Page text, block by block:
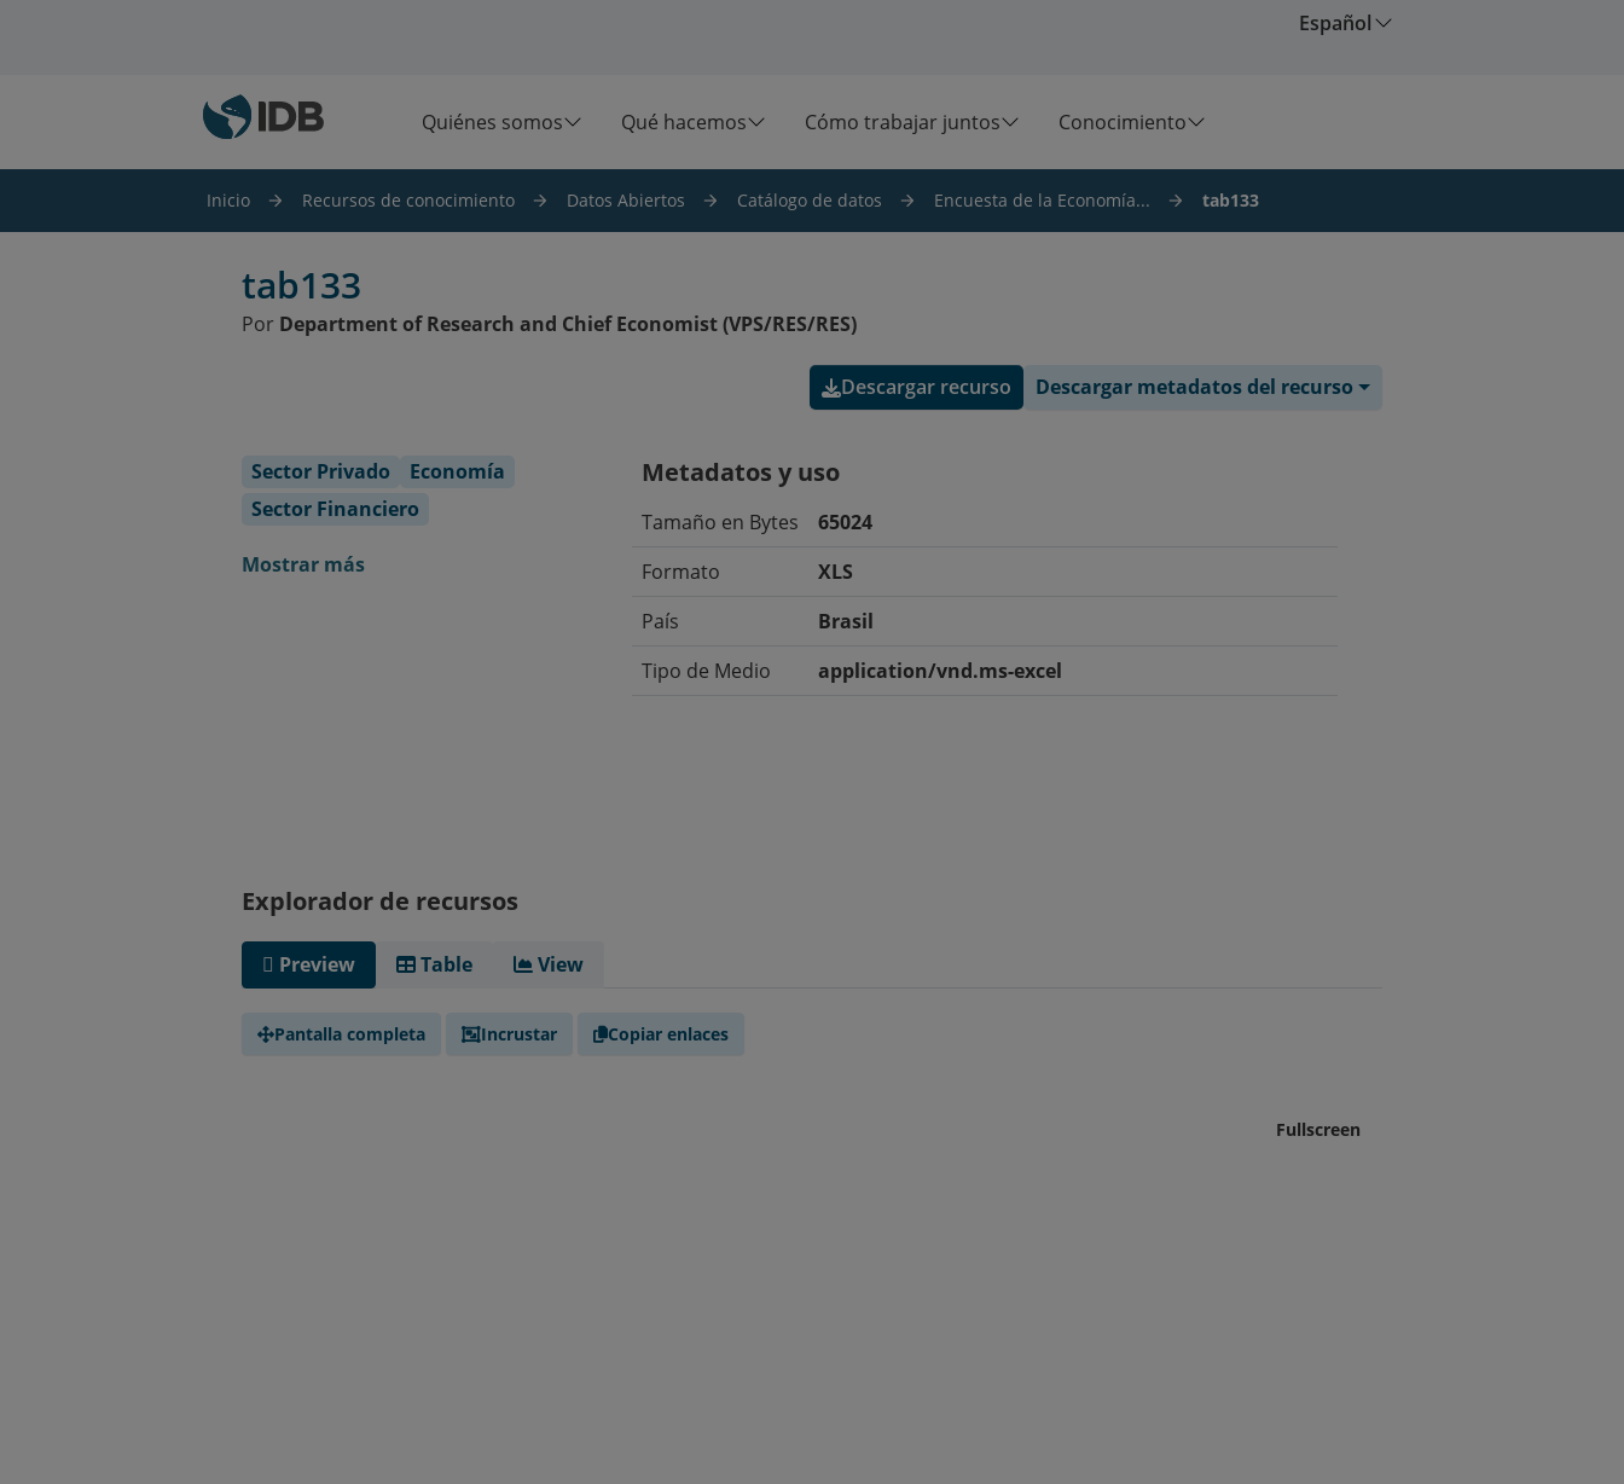
Español
Quiénes somos Qué hacemos Cómo trabajar juntos Conocimiento
Inicio Recursos de conocimiento Datos Abiertos Catálogo de datos Encuesta de la Economía... tab133
tab133
Por Department of Research and Chief Economist (VPS/RES/RES)
Descargar recurso Descargar metadatos del recurso
Sector Privado
Economía
Sector Financiero
Mostrar más
Metadatos y uso
Tamaño en Bytes
65024
Formato
XLS
País
Brasil
Tipo de Medio
application/vnd.ms-excel
Explorador de recursos
Preview Table View
Pantalla completa Incrustar Copiar enlaces
Fullscreen